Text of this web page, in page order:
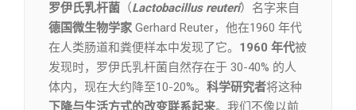
罗伊氏乳杆菌 （Lactobacillus reuteri）名字来自
德国微生物学家 Gerhard Reuter，他在1960 年代
在人类肠道和粪便样本中发现了它。 1960 年代被
发现时，罗伊氏乳杆菌自然存在于 30-40% 的人
体内，现在大约降至10-20%。 科学研究者将这种